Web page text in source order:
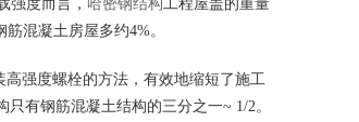
强度而言， 哈密钢结构工程屋盖的重量
混凝土房屋多约4%。
强度螺栓的方法，有效地缩短了施工
有钢筋混凝土结构的三分之一~ 1/2。